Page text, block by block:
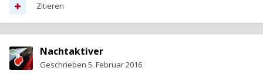
Zitieren
Nachtaktiver
Geschrieben 5. Februar 2016